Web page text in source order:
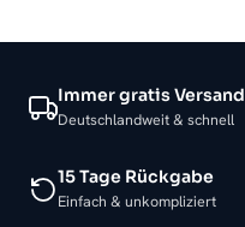
Immer gratis Versand
Deutschlandweit & schnell
15 Tage Rückgabe
Einfach & unkompliziert